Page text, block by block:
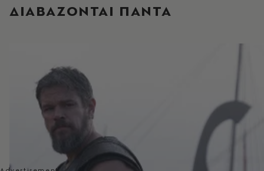
ΔΙΑΒΑΖΟΝΤΑΙ ΠΑΝΤΑ